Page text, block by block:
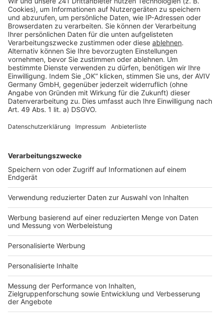
Barrierefreiheit
Cookie Einstellungen
Rechtliches
AGB-Übersicht
Datenschutz
Impressum
Services
Bauprojekt-Quiz
Häuser-Suche
Hausanbieter-Suche
Bauprojekt-Profil
Für Unternehmen
Ihre Baufirma auf bauen.de
Kostenloses Infogespräch